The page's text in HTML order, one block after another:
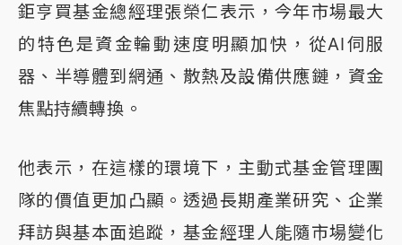
鉅亨買基金總經理張榮仁表示，今年市場最大
的特色是資金輪動速度明顯加快，從AI伺服
器、半導體到網通、散熱及設備供應鏈，資金
焦點持續轉換。
他表示，在這樣的環境下，主動式基金管理團
隊的價值更加凸顯。透過長期產業研究、企業
拜訪與基本面追蹤，基金經理人能隨市場變化